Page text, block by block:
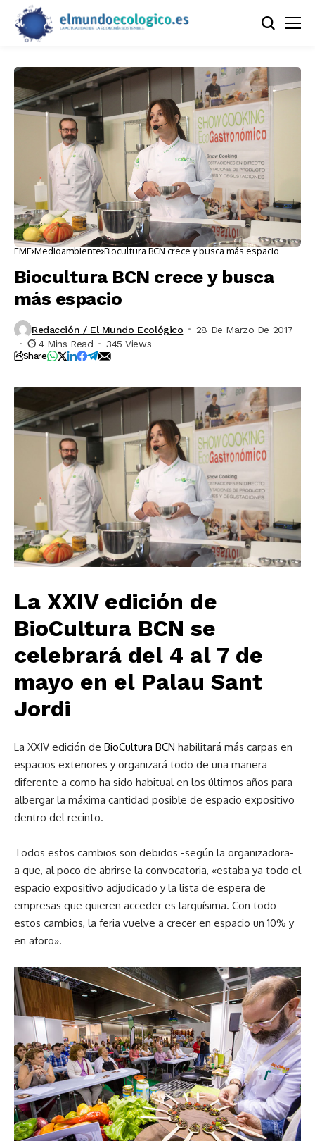
EME Medioambiente Biocultura BCN crece y busca más espacio
Biocultura BCN crece y busca
más espacio
Redacción / El Mundo Ecológico
28 De Marzo De 2017
4 Mins Read
345 Views
Share
La XXIV edición de
BioCultura BCN se
celebrará del 4 al 7 de
mayo en el Palau Sant
Jordi
La XXIV edición de BioCultura BCN habilitará más carpas en
espacios exteriores y organizará todo de una manera
diferente a como ha sido habitual en los últimos años para
albergar la máxima cantidad posible de espacio expositivo
dentro del recinto.
Todos estos cambios son debidos -según la organizadora-
a que, al poco de abrirse la convocatoria, «estaba ya todo el
espacio expositivo adjudicado y la lista de espera de
empresas que quieren acceder es larguísima. Con todo
estos cambios, la feria vuelve a crecer en espacio un 10% y
en aforo».